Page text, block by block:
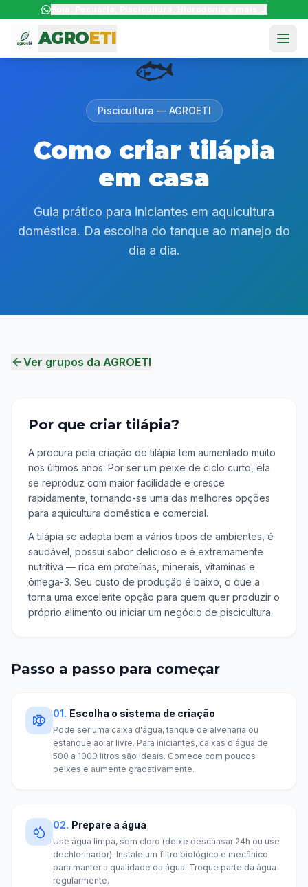
Soja, Pecuária, Piscicultura, Hidroponia e mais →
AGROETI
Como Funciona
Contato
Grupos WhatsApp
🐟
Piscicultura — AGROETI
Como criar tilápia
em casa
Guia prático para iniciantes em aquicultura
doméstica. Da escolha do tanque ao manejo do
dia a dia.
Ver grupos da AGROETI
Por que criar tilápia?
A procura pela criação de tilápia tem aumentado muito
nos últimos anos. Por ser um peixe de ciclo curto, ela
se reproduz com maior facilidade e cresce
rapidamente, tornando-se uma das melhores opções
para aquicultura doméstica e comercial.
A tilápia se adapta bem a vários tipos de ambientes, é
saudável, possui sabor delicioso e é extremamente
nutritiva — rica em proteínas, minerais, vitaminas e
ômega-3. Seu custo de produção é baixo, o que a
torna uma excelente opção para quem quer produzir o
próprio alimento ou iniciar um negócio de piscicultura.
Passo a passo para começar
01. Escolha o sistema de criação
Pode ser uma caixa d'água, tanque de alvenaria ou
estanque ao ar livre. Para iniciantes, caixas d'água de
500 a 1000 litros são ideais. Comece com poucos
peixes e aumente gradativamente.
02. Prepare a água
Use água limpa, sem cloro (deixe descansar 24h ou use
dechlorinador). Instale um filtro biológico e mecânico
para manter a qualidade da água. Troque parte da água
regularmente.